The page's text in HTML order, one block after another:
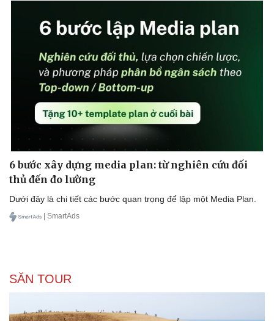
Sức khỏe
Dinh dưỡng - món ngon
Cây thuốc
Nhi khoa
Nam khoa
Làm đẹp - giảm cân
Phòng mạch online
Ăn sạch sống khỏe
Đời sống
Nhà đẹp
Blog
6 bước xây dựng media plan: từ nghiên cứu đối
thủ đến đo lường
Dưới đây là chi tiết các bước quan trọng để lập một Media Plan.
| SmartAds
SĂN TOUR